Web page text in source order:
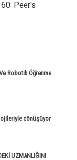
Peer's
Robotik Öğrenme
dönüşüyor
UZMANLIĞINI